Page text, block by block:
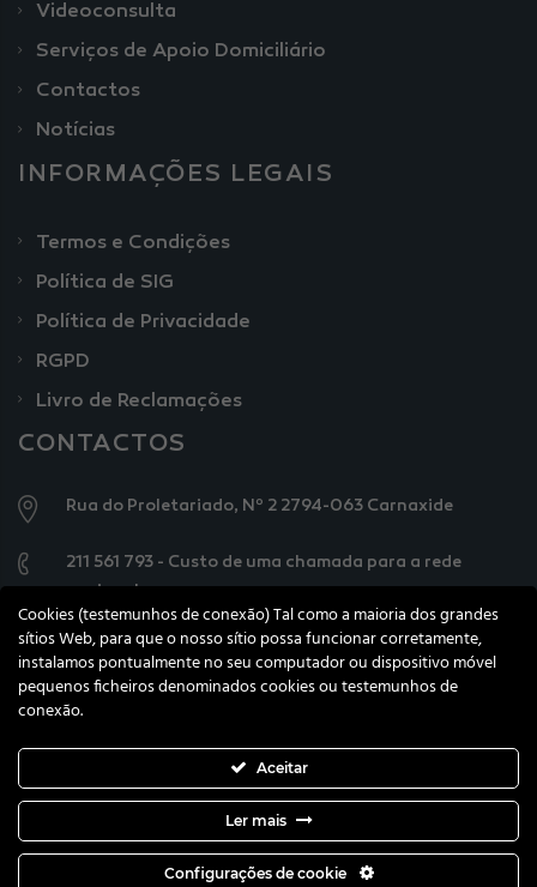
Videoconsulta
Serviços de Apoio Domiciliário
Contactos
Notícias
INFORMAÇÕES LEGAIS
Termos e Condições
Política de SIG
Política de Privacidade
RGPD
Livro de Reclamações
CONTACTOS
Rua do Proletariado, Nº 2 2794-063 Carnaxide
211 561 793 - Custo de uma chamada para a rede
nacional
geral@knowercarecenter.pt
Todos os direitos de autor reservados © 2021
Cookies (testemunhos de conexão) Tal como a maioria dos grandes
sítios Web, para que o nosso sítio possa funcionar corretamente,
instalamos pontualmente no seu computador ou dispositivo móvel
pequenos ficheiros denominados cookies ou testemunhos de
conexão.
Aceitar
Ler mais
Configurações de cookie